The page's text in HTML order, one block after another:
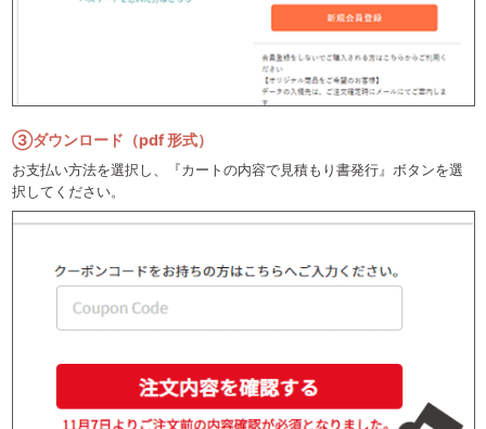
③ダウンロード（pdf 形式）
お支払い方法を選択し、『カートの内容で見積もり書発行』ボタンを選
択してください。